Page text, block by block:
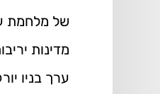
של מלחמת
מדינות
ערך בניו